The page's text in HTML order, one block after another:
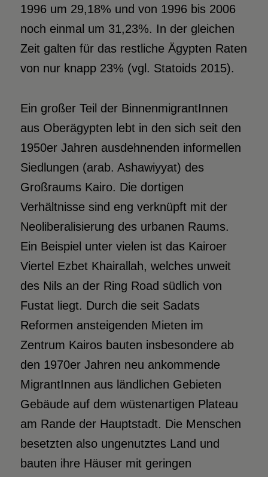
1996 um 29,18% und von 1996 bis 2006
noch einmal um 31,23%. In der gleichen
Zeit galten für das restliche Ägypten Raten
von nur knapp 23% (vgl. Statoids 2015).
Ein großer Teil der BinnenmigrantInnen
aus Oberägypten lebt in den sich seit den
1950er Jahren ausdehnenden informellen
Siedlungen (arab. Ashawiyyat) des
Großraums Kairo. Die dortigen
Verhältnisse sind eng verknüpft mit der
Neoliberalisierung des urbanen Raums.
Ein Beispiel unter vielen ist das Kairoer
Viertel Ezbet Khairallah, welches unweit
des Nils an der Ring Road südlich von
Fustat liegt. Durch die seit Sadats
Reformen ansteigenden Mieten im
Zentrum Kairos bauten insbesondere ab
den 1970er Jahren neu ankommende
MigrantInnen aus ländlichen Gebieten
Gebäude auf dem wüstenartigen Plateau
am Rande der Hauptstadt. Die Menschen
besetzten also ungenutztes Land und
bauten ihre Häuser mit geringen